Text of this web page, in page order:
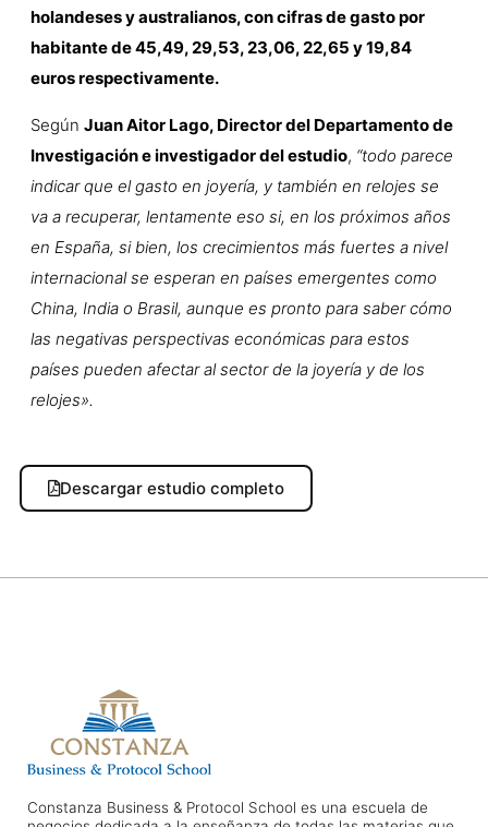
holandeses y australianos, con cifras de gasto por
habitante de 45,49, 29,53, 23,06, 22,65 y 19,84
euros respectivamente.
Según Juan Aitor Lago, Director del Departamento de
Investigación e investigador del estudio, “todo parece
indicar que el gasto en joyería, y también en relojes se
va a recuperar, lentamente eso si, en los próximos años
en España, si bien, los crecimientos más fuertes a nivel
internacional se esperan en países emergentes como
China, India o Brasil, aunque es pronto para saber cómo
las negativas perspectivas económicas para estos
países pueden afectar al sector de la joyería y de los
relojes».
Descargar estudio completo
Constanza Business & Protocol School es una escuela de